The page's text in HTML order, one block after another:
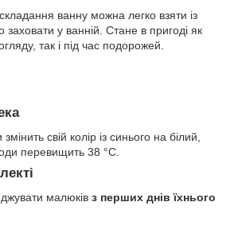
ванну можна легко взяти із
у ванній. Стане в пригоді як
так і під час подорожей.
свій колір із синього на білий,
перевищить 38 °C.
малюків з перших днів їхнього